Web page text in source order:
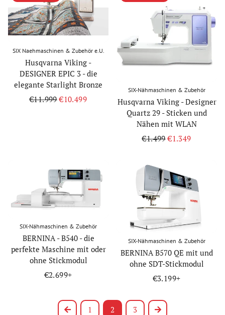
SIX Naehmaschinen & Zubehör e.U.
Husqvarna Viking -
DESIGNER EPIC 3 - die
elegante Starlight Bronze
Regular
€11.999 Sale
€10.499
SIX-Nähmaschinen & Zubehör
Husqvarna Viking - Designer
Quartz 29 - Sticken und
Nähen mit WLAN
Regular
€1.499 Sale
€1.349
SIX-Nähmaschinen & Zubehör
BERNINA - B540 - die
perfekte Maschine mit oder
ohne Stickmodul
Regular
€2.699+
SIX-Nähmaschinen & Zubehör
BERNINA B570 QE mit und
ohne SDT-Stickmodul
Regular
€3.199+
Previous
1 2 3 Next